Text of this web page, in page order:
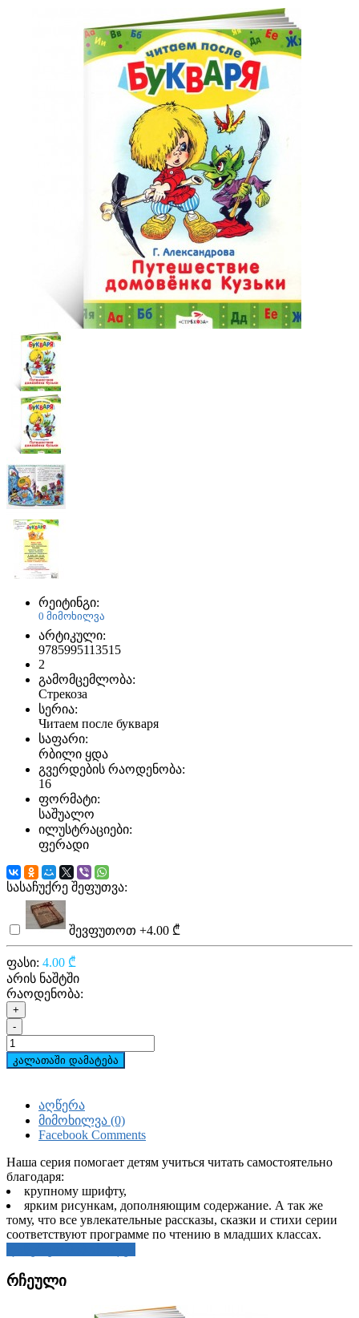
რეიტინგი:
0 მიმოხილვა
არტიკული:
9785995113515
2
გამომცემლობა:
Стрекоза
სერია:
Читаем после букваря
საფარი:
რბილი ყდა
გვერდების რაოდენობა:
16
ფორმატი:
საშუალო
ილუსტრაციები:
ფერადი
სასაჩუქრე შეფუთვა:
შევფუთოთ +4.00 ₾
ფასი: 4.00 ₾
არის ნაშტში
რაოდენობა:
+
-
კალათაში დამატება
აღწერა
მიმოხილვა (0)
Facebook Comments
Наша серия помогает детям учиться читать самостоятельно
благодаря:
крупному шрифту,
ярким рисункам, дополняющим содержание. А так же
тому, что все увлекательные рассказы, сказки и стихи серии
соответствуют программе по чтению в младших классах.
რჩეული